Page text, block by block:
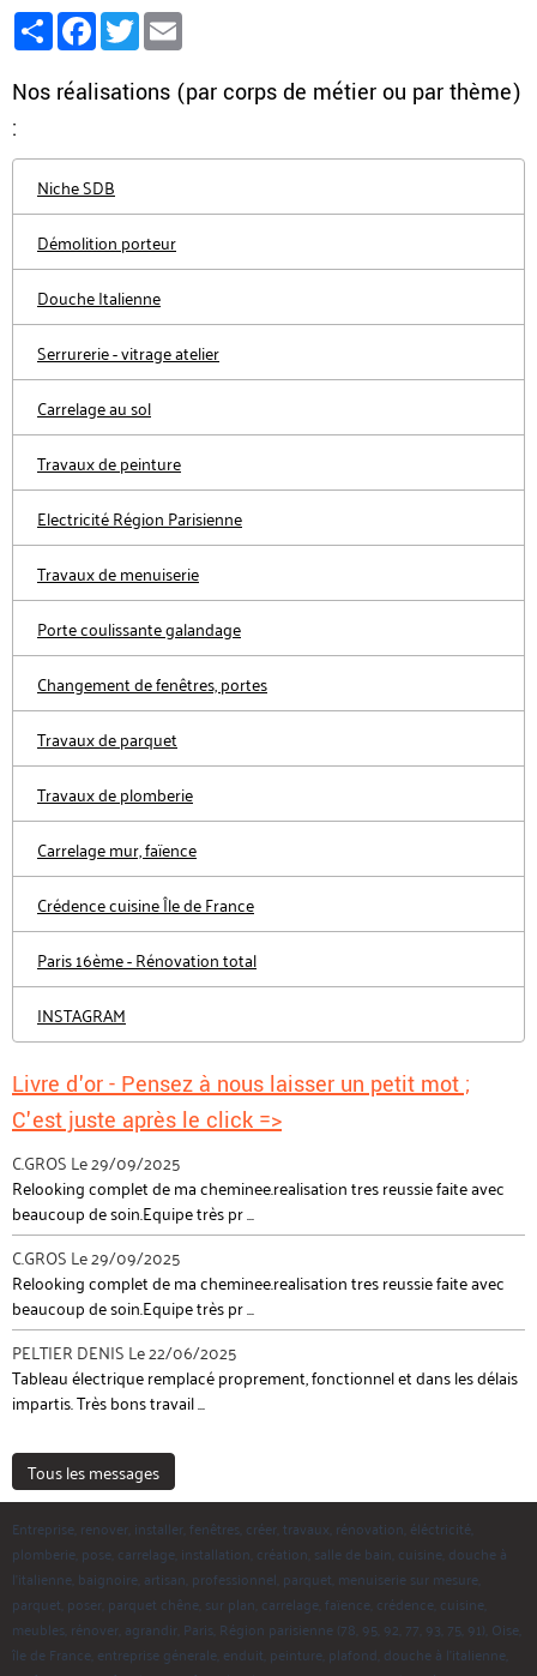
PartagerFacebook
Twitter
Nos réalisations (par corps de métier ou par thème)
:
Niche SDB
Démolition porteur
Douche Italienne
Serrurerie - vitrage atelier
Carrelage au sol
Travaux de peinture
Electricité Région Parisienne
Travaux de menuiserie
Porte coulissante galandage
Changement de fenêtres, portes
Travaux de parquet
Travaux de plomberie
Carrelage mur, faïence
Crédence cuisine Île de France
Paris 16ème - Rénovation total
INSTAGRAM
Livre d'or - Pensez à nous laisser un petit mot ;
C'est juste après le click =>
C.GROS Le 29/09/2025
Relooking complet de ma cheminee.realisation tres reussie faite avec
beaucoup de soin.Equipe très pr ...
C.GROS Le 29/09/2025
Relooking complet de ma cheminee.realisation tres reussie faite avec
beaucoup de soin.Equipe très pr ...
PELTIER DENIS Le 22/06/2025
Tableau électrique remplacé proprement, fonctionnel et dans les délais
impartis. Très bons travail ...
Tous les messages
Entreprise, renover, installer, fenêtres, créer, travaux, rénovation, éléctricité,
plomberie, pose, carrelage, installation, création, salle de bain, cuisine, douche à
l'italienne, baignoire, artisan, professionnel, parquet, menuiserie sur mesure,
parquet, poser, parquet chêne, sur plan, carrelage, faïence, crédence, cuisine,
meubles, rénover, agrandir, Paris, Région parisienne (78, 95, 92, 77, 93, 75, 91), Oise,
île de France, entreprise génerale, enduit, peinture, plafond, douche à l'italienne,